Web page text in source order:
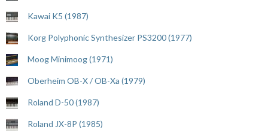
Kawai K5 (1987)
Korg Polyphonic Synthesizer PS3200 (1977)
Moog Minimoog (1971)
Oberheim OB-X / OB-Xa (1979)
Roland D-50 (1987)
Roland JX-8P (1985)